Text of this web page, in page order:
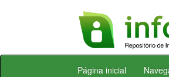
Skip
Página inicial